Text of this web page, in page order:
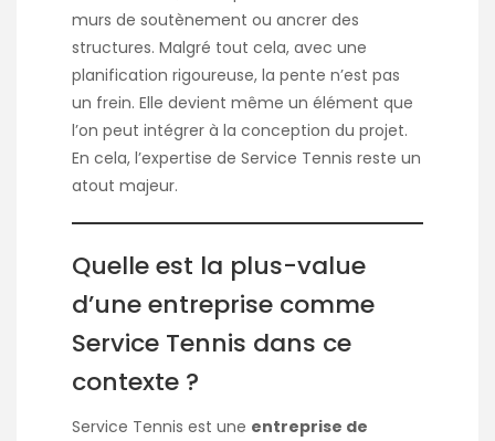
murs de soutènement ou ancrer des
structures. Malgré tout cela, avec une
planification rigoureuse, la pente n’est pas
un frein. Elle devient même un élément que
l’on peut intégrer à la conception du projet.
En cela, l’expertise de Service Tennis reste un
atout majeur.
Quelle est la plus-value
d’une entreprise comme
Service Tennis dans ce
contexte ?
Service Tennis est une entreprise de